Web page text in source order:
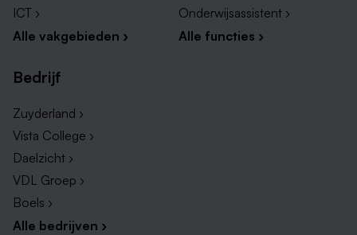
ICT ›
Alle vakgebieden ›
Onderwijsassistent ›
Alle functies ›
Bedrijf
Zuyderland ›
Vista College ›
Daelzicht ›
VDL Groep ›
Boels ›
Alle bedrijven ›